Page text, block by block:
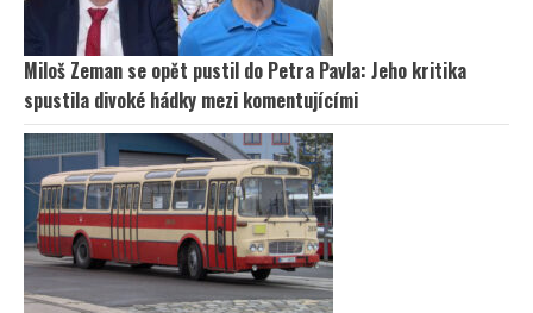
Miloš Zeman se opět pustil do Petra Pavla: Jeho kritika
spustila divoké hádky mezi komentujícími